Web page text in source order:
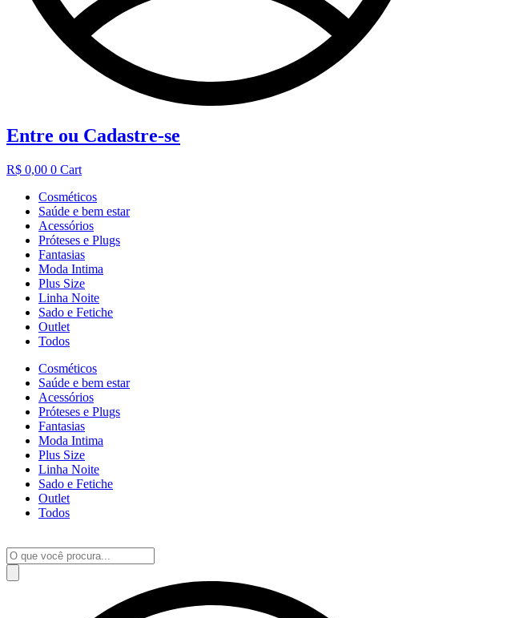
Entre ou Cadastre-se
R$ 0,00 0 Cart
Cosméticos
Saúde e bem estar
Acessórios
Próteses e Plugs
Fantasias
Moda Intima
Plus Size
Linha Noite
Sado e Fetiche
Outlet
Todos
Cosméticos
Saúde e bem estar
Acessórios
Próteses e Plugs
Fantasias
Moda Intima
Plus Size
Linha Noite
Sado e Fetiche
Outlet
Todos
Pesquisar
produtos